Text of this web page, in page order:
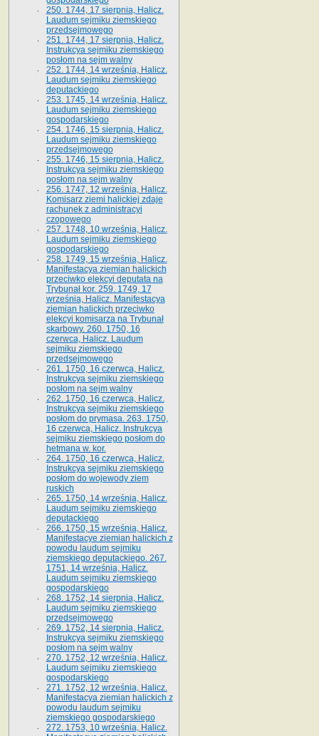
250. 1744, 17 sierpnia, Halicz.
Laudum sejmiku ziemskiego
przedsejmowego
251. 1744, 17 sierpnia, Halicz.
Instrukcya sejmiku ziemskiego
posłom na sejm walny
252. 1744, 14 września, Halicz.
Laudum sejmiku ziemskiego
deputackiego
253. 1745, 14 września, Halicz.
Laudum sejmiku ziemskiego
gospodarskiego
254. 1746, 15 sierpnia, Halicz.
Laudum sejmiku ziemskiego
przedsejmowego
255. 1746, 15 sierpnia, Halicz.
Instrukcya sejmiku ziemskiego
posłom na sejm walny
256. 1747, 12 września, Halicz.
Komisarz ziemi halickiej zdaje
rachunek z administracyi
czopowego
257. 1748, 10 września, Halicz.
Laudum sejmiku ziemskiego
gospodarskiego
258. 1749, 15 września, Halicz.
Manifestacya ziemian halickich
przeciwko elekcyi deputata na
Trybunał kor. 259. 1749, 17
września, Halicz. Manifestacya
ziemian halickich przeciwko
elekcyi komisarza na Trybunał
skarbowy. 260. 1750, 16
czerwca, Halicz. Laudum
sejmiku ziemskiego
przedsejmowego
261. 1750, 16 czerwca, Halicz.
Instrukcya sejmiku ziemskiego
posłom na sejm walny
262. 1750, 16 czerwca, Halicz.
Instrukcya sejmiku ziemskiego
posłom do prymasa. 263. 1750,
16 czerwca, Halicz. Instrukcya
sejmiku ziemskiego posłom do
hetmana w. kor.
264. 1750, 16 czerwca, Halicz.
Instrukcya sejmiku ziemskiego
posłom do wojewody ziem
ruskich
265. 1750, 14 września, Halicz.
Laudum sejmiku ziemskiego
deputackiego
266. 1750, 15 września, Halicz.
Manifestacye ziemian halickich z
powodu laudum sejmiku
ziemskiego deputackiego. 267.
1751, 14 września, Halicz.
Laudum sejmiku ziemskiego
gospodarskiego
268. 1752, 14 sierpnia, Halicz.
Laudum sejmiku ziemskiego
przedsejmowego
269. 1752, 14 sierpnia, Halicz.
Instrukcya sejmiku ziemskiego
posłom na sejm walny
270. 1752, 12 września, Halicz.
Laudum sejmiku ziemskiego
gospodarskiego
271. 1752, 12 września, Halicz.
Manifestacya ziemian halickich z
powodu laudum sejmiku
ziemskiego gospodarskiego
272. 1753, 10 września, Halicz.